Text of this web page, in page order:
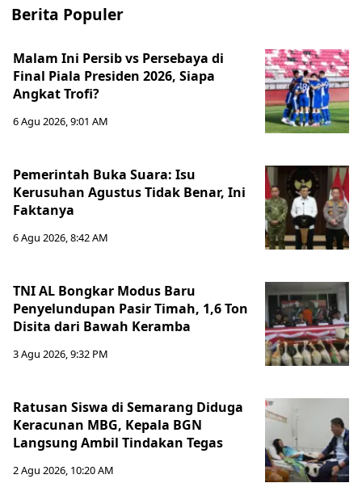
Berita Populer
Malam Ini Persib vs Persebaya di
Final Piala Presiden 2026, Siapa
Angkat Trofi?
6 Agu 2026, 9:01 AM
Pemerintah Buka Suara: Isu
Kerusuhan Agustus Tidak Benar, Ini
Faktanya
6 Agu 2026, 8:42 AM
TNI AL Bongkar Modus Baru
Penyelundupan Pasir Timah, 1,6 Ton
Disita dari Bawah Keramba
3 Agu 2026, 9:32 PM
Ratusan Siswa di Semarang Diduga
Keracunan MBG, Kepala BGN
Langsung Ambil Tindakan Tegas
2 Agu 2026, 10:20 AM